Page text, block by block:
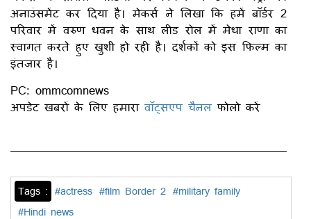
अनाउंसमेंट कर दिया है। मेकर्स ने लिखा कि हमें बॉर्डर 2
परिवार में वरुण धवन के साथ लीड रोल में मेधा राणा का
स्वागत करते हुए खुशी हो रही है। दर्शकों को इस फिल्म का
इंतजार है।
PC: ommcomnews
अपडेट खबरों के लिए हमारा वॉट्सएप चैनल फोलो करें
Tags : #actress #film Border 2 #military family
#Hindi news